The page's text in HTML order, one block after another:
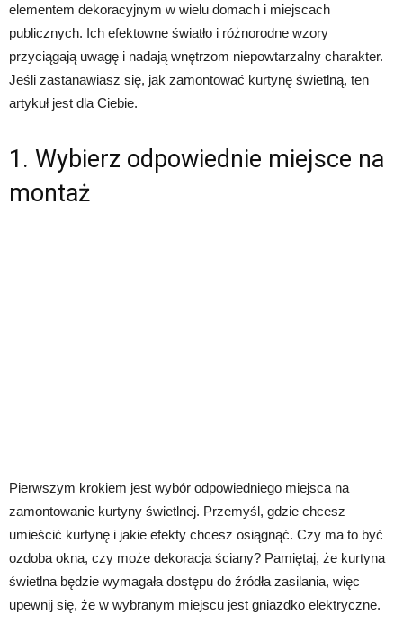
elementem dekoracyjnym w wielu domach i miejscach
publicznych. Ich efektowne światło i różnorodne wzory
przyciągają uwagę i nadają wnętrzom niepowtarzalny charakter.
Jeśli zastanawiasz się, jak zamontować kurtynę świetlną, ten
artykuł jest dla Ciebie.
1. Wybierz odpowiednie miejsce na
montaż
Pierwszym krokiem jest wybór odpowiedniego miejsca na
zamontowanie kurtyny świetlnej. Przemyśl, gdzie chcesz
umieścić kurtynę i jakie efekty chcesz osiągnąć. Czy ma to być
ozdoba okna, czy może dekoracja ściany? Pamiętaj, że kurtyna
świetlna będzie wymagała dostępu do źródła zasilania, więc
upewnij się, że w wybranym miejscu jest gniazdko elektryczne.